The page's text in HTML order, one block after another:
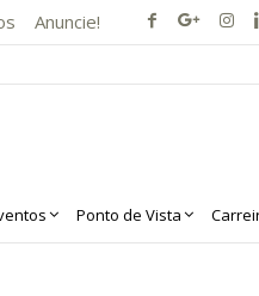
Anuncie!
Ponto de Vista